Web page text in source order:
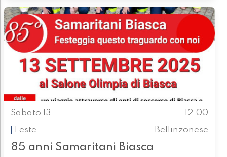
Sabato 13
12.00
Feste
Bellinzonese
85 anni Samaritani Biasca